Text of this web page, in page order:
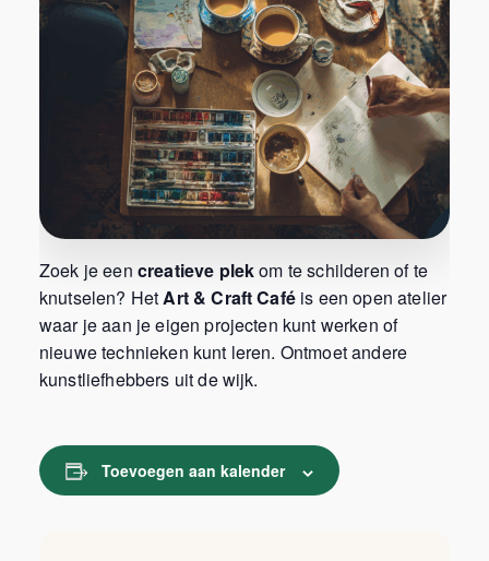
Zoek je een creatieve plekom te schilderen of te
knutselen? HetArt & Craft Caféis een open atelier
waar je aan je eigen projecten kunt werken of
nieuwe technieken kunt leren. Ontmoet andere
kunstliefhebbers uit de wijk.
Toevoegen aan kalender